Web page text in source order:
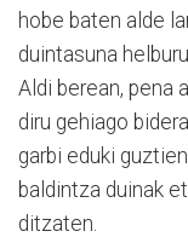
hobe baten alde
duintasuna
Aldi berean, pena
diru gehiago
garbi eduki
baldintza duinak
ditzaten.